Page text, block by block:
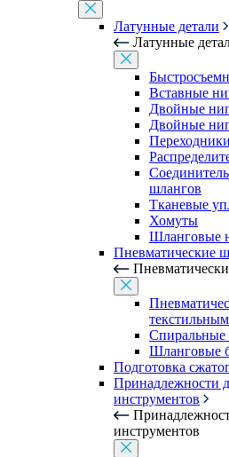
Латунные детали
Латунные
Вставные
Двойные
Двойные
Переходники
шлангов
Тканевые
Хомуты
Шланговые
Пневматические
Спиральные
Шланговые
Подготовка
Принадлежности
инструментов
инструментов